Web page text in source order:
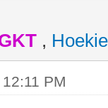
, Hoekie
PM